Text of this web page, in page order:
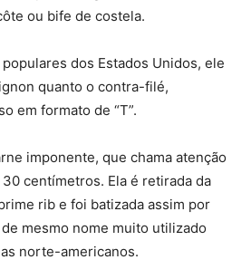
ou bife de costela.
dos Estados Unidos, ele
quanto o contra-filé,
em formato de “T”.
imponente, que chama atenção
centímetros. Ela é retirada da
rib e foi batizada assim por
mesmo nome muito utilizado
norte-americanos.